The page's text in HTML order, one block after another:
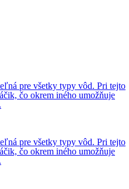
pre všetky typy vôd. Pri tejto
čo okrem iného umožňuje
pre všetky typy vôd. Pri tejto
čo okrem iného umožňuje